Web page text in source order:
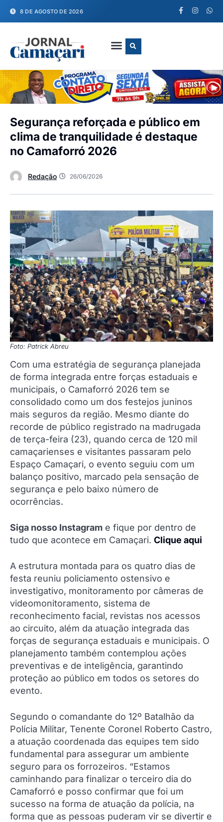
8 DE AGOSTO DE 2026
Segurança reforçada e público em
clima de tranquilidade é destaque
no Camaforró 2026
Redação 26/06/2026
Foto: Patrick Abreu
Com uma estratégia de segurança planejada
de forma integrada entre forças estaduais e
municipais, o Camaforró 2026 tem se
consolidado como um dos festejos juninos
mais seguros da região. Mesmo diante do
recorde de público registrado na madrugada
de terça-feira (23), quando cerca de 120 mil
camaçarienses e visitantes passaram pelo
Espaço Camaçari, o evento seguiu com um
balanço positivo, marcado pela sensação de
segurança e pelo baixo número de
ocorrências.
Siga nosso Instagram e fique por dentro de
tudo que acontece em Camaçari. Clique aqui
A estrutura montada para os quatro dias de
festa reuniu policiamento ostensivo e
investigativo, monitoramento por câmeras de
videomonitoramento, sistema de
reconhecimento facial, revistas nos acessos
ao circuito, além da atuação integrada das
forças de segurança estaduais e municipais. O
planejamento também contemplou ações
preventivas e de inteligência, garantindo
proteção ao público em todos os setores do
evento.
Segundo o comandante do 12º Batalhão da
Polícia Militar, Tenente Coronel Roberto Castro,
a atuação coordenada das equipes tem sido
fundamental para assegurar um ambiente
seguro para os forrozeiros. “Estamos
caminhando para finalizar o terceiro dia do
Camaforró e posso confirmar que foi um
sucesso na forma de atuação da polícia, na
forma que as pessoas puderam vir se divertir e